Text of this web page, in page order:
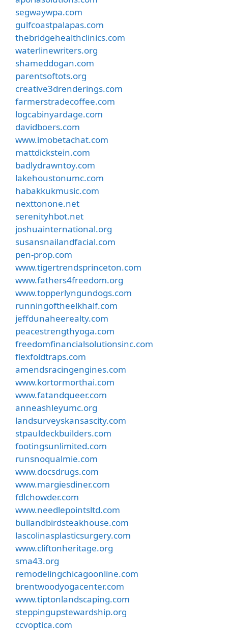
segwaywpa.com
gulfcoastpalapas.com
thebridgehealthclinics.com
waterlinewriters.org
shameddogan.com
parentsoftots.org
creative3drenderings.com
farmerstradecoffee.com
logcabinyardage.com
davidboers.com
www.imobetachat.com
mattdickstein.com
badlydrawntoy.com
lakehoustonumc.com
habakkukmusic.com
nexttonone.net
serenityhbot.net
joshuainternational.org
susansnailandfacial.com
pen-prop.com
www.tigertrendsprinceton.com
www.fathers4freedom.org
www.topperlyngundogs.com
runningoftheelkhalf.com
jeffdunaheerealty.com
peacestrengthyoga.com
freedomfinancialsolutionsinc.com
flexfoldtraps.com
amendsracingengines.com
www.kortormorthai.com
www.fatandqueer.com
anneashleyumc.org
landsurveyskansascity.com
stpauldeckbuilders.com
footingsunlimited.com
runsnoqualmie.com
www.docsdrugs.com
www.margiesdiner.com
fdlchowder.com
www.needlepointsltd.com
bullandbirdsteakhouse.com
lascolinasplasticsurgery.com
www.cliftonheritage.org
sma43.org
remodelingchicagoonline.com
brentwoodyogacenter.com
www.tiptonlandscaping.com
steppingupstewardship.org
ccvoptica.com